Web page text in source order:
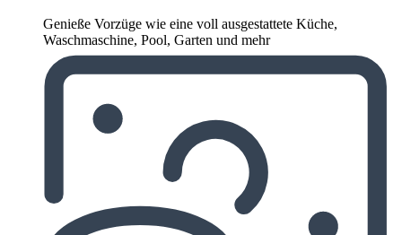
Genieße Vorzüge wie eine voll ausgestattete Küche,
Waschmaschine, Pool, Garten und mehr